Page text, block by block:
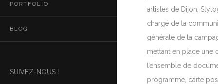
PORTFOLIO
BLOG
SUIVEZ-NOUS !
artistes de Dijon,
chargé de la
générale de la
mettant en place une
l’ensemble de
programme, carte